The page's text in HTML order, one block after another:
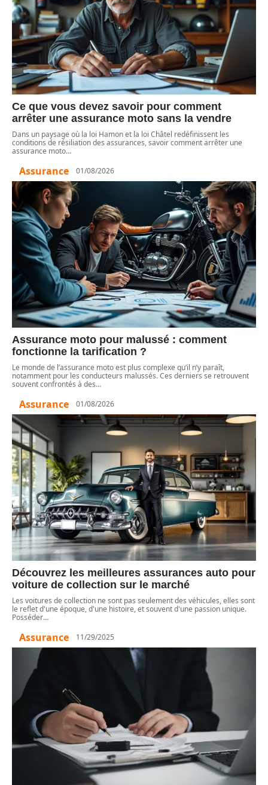
Ce que vous devez savoir pour comment
arrêter une assurance moto sans la vendre
Dans un paysage où la loi Hamon et la loi Châtel redéfinissent les
conditions de résiliation des assurances, savoir comment arrêter une
assurance moto…
Assurance 01/08/2026
Assurance moto pour malussé : comment
fonctionne la tarification ?
Le monde de l’assurance moto est plus complexe qu’il n’y paraît,
notamment pour les conducteurs malussés. Ces derniers se retrouvent
souvent confrontés à des…
Assurance 01/08/2026
Découvrez les meilleures assurances auto pour
voiture de collection sur le marché
Les voitures de collection ne sont pas seulement des véhicules, elles sont
le reflet d'une époque, d'une histoire, et souvent d'une passion unique.
Posséder…
Assurance 11/29/2025